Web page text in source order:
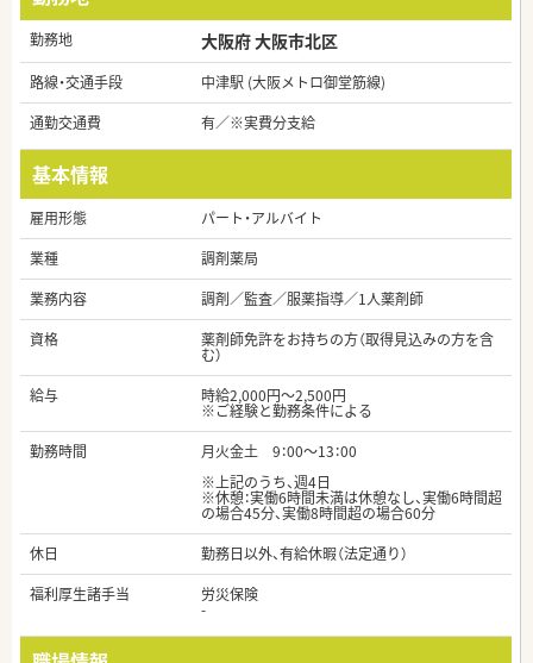
勤務地 大阪府 大阪市北区
路線・交通手段
中津駅 (大阪メトロ御堂筋線)
通勤交通費
有／※実費分支給
基本情報
雇用形態
パート・アルバイト
業種
調剤薬局
業務内容
調剤／監査／服薬指導／1人薬剤師
資格
薬剤師免許をお持ちの方（取得見込みの方を含
む）
給与
時給2,000円～2,500円
※ご経験と勤務条件による
勤務時間
月火金土 9：00～13：00
※上記のうち、週4日
※休憩：実働6時間未満は休憩なし、実働6時間超
の場合45分、実働8時間超の場合60分
休日
勤務日以外、有給休暇（法定通り）
福利厚生諸手当
労災保険
-